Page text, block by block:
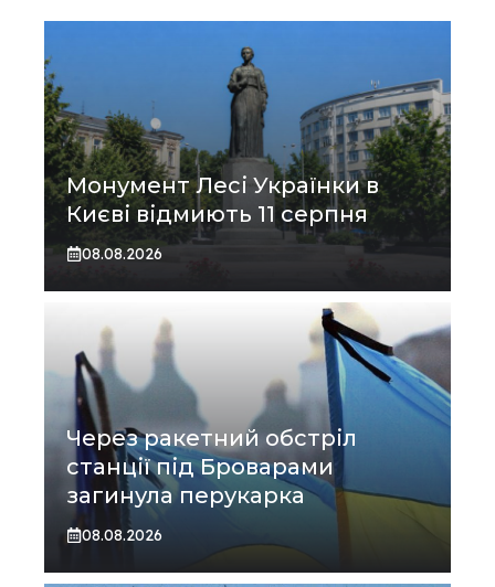
Монумент Лесі Українки в
Києві відмиють 11 серпня
08.08.2026
Через ракетний обстріл
станції під Броварами
загинула перукарка
08.08.2026